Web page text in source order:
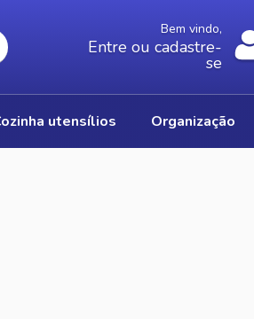
Bem vindo,
Entre ou cadastre-
se
cozinha utensílios organização